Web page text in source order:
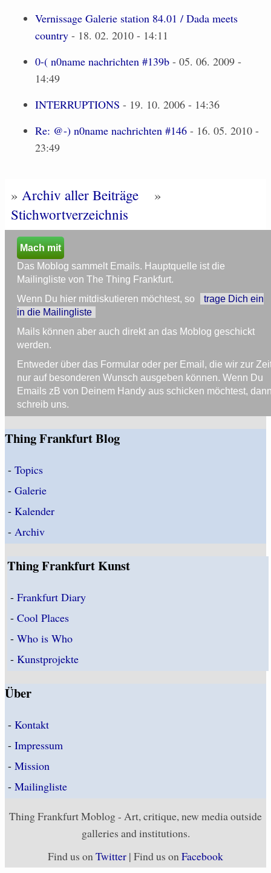
Vernissage Galerie station 84.01 / Dada meets
country - 18. 02. 2010 - 14:11
0-( n0name nachrichten #139b - 05. 06. 2009 -
14:49
INTERRUPTIONS - 19. 10. 2006 - 14:36
Re: @-) n0name nachrichten #146 - 16. 05. 2010 -
23:49
» Archiv aller Beiträge
»
Stichwortverzeichnis
Mach mit
Das Moblog sammelt Emails. Hauptquelle ist die
Mailingliste von The Thing Frankfurt.
Wenn Du hier mitdiskutieren möchtest, so
trage Dich ein
in die Mailingliste
Mails können aber auch direkt an das Moblog geschickt
werden.
Entweder über das Formular oder per Email, die wir zur
nur auf besonderen Wunsch ausgeben können. Wenn Du
Emails zB von Deinem Handy aus schicken möchtest,
schreib uns.
Thing Frankfurt Blog
- Topics
- Galerie
- Kalender
- Archiv
Thing Frankfurt Kunst
-Frankfurt Diary
-Cool Places
-Who is Who
-Kunstprojekte
Über
- Kontakt
- Impressum
- Mission
- Mailingliste
Thing Frankfurt Moblog - Art, critique, new media outside
galleries and institutions.
Find us onTwitter | Find us onFacebook